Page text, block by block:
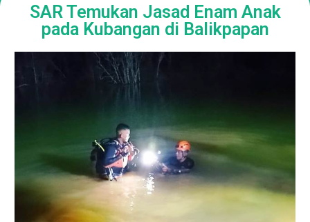
SAR Temukan Jasad Enam Anak
pada Kubangan di Balikpapan